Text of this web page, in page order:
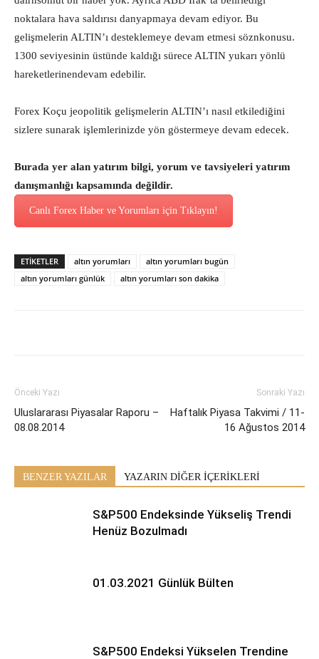
noktalara hava saldırısı danyapmaya devam ediyor. Bu
gelişmelerin ALTIN’ı desteklemeye devam etmesi söznkonusu.
1300 seviyesinin üstünde kaldığı sürece ALTIN yukarı yönlü
hareketlerinendevam edebilir.
Forex Koçu jeopolitik gelişmelerin ALTIN’ı nasıl etkilediğini
sizlere sunarak işlemlerinizde yön göstermeye devam edecek.
Burada yer alan yatırım bilgi, yorum ve tavsiyeleri yatırım
danışmanlığı kapsamında değildir.
Canlı Forex Haber ve Yorumları için Tıklayın!
ETİKETLER altın yorumları
altın yorumları bugün
altın yorumları günlük
altın yorumları son dakika
Önceki Yazı
Uluslararası Piyasalar Raporu –
08.08.2014
Sonraki Yazı
Haftalık Piyasa Takvimi / 11-
16 Ağustos 2014
BENZER YAZILAR YAZARIN DİĞER İÇERİKLERİ
S&P500 Endeksinde Yükseliş Trendi
Henüz Bozulmadı
01.03.2021 Günlük Bülten
S&P500 Endeksi Yükselen Trendine